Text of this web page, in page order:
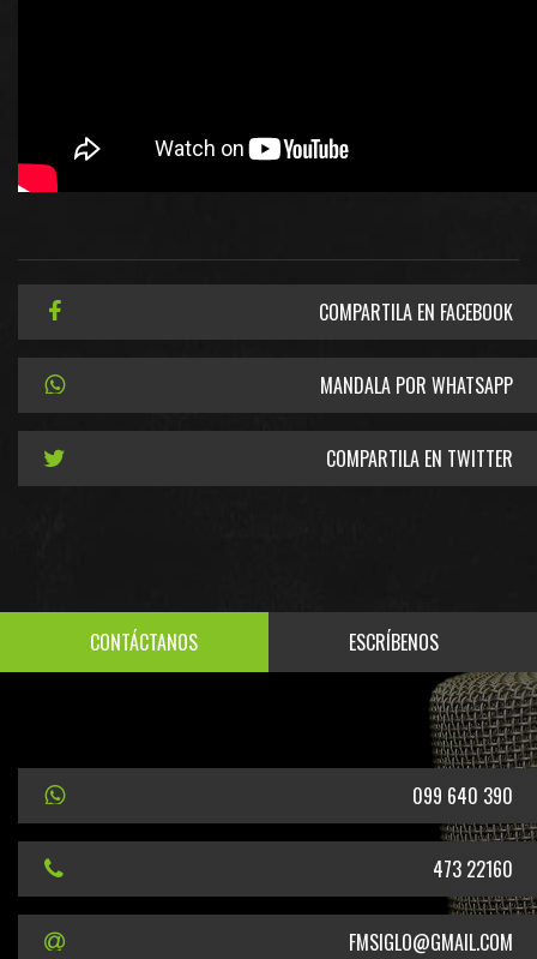
COMPARTILA EN FACEBOOK
MANDALA POR WHATSAPP
COMPARTILA EN TWITTER
CONTÁCTANOS ESCRÍBENOS
099 640 390
473 22160
FMSIGLO@GMAIL.COM